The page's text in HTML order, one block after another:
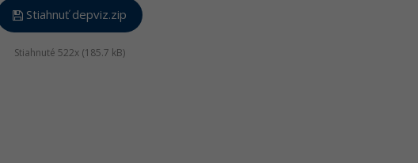
Stiahnuť depviz.zip
Stiahnuté 522x (185.7 kB)